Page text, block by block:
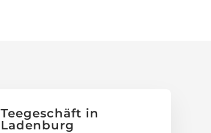
Teegeschäft in
Ladenburg